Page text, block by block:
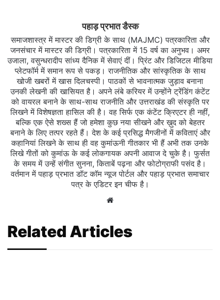
पहाड़ प्रभात डैस्क
समाजशास्त्र में मास्टर की डिग्री के साथ (MAJMC) पत्रकारिता और
जनसंचार में मास्टर की डिग्री। पत्रकारिता में 15 वर्ष का अनुभव। अमर
उजाला, वसुन्धरादीप सांध्य दैनिक में सेवाएं दीं। प्रिंट और डिजिटल मीडिया
प्लेटफॉर्म में समान रूप से पकड़। राजनीतिक और सांस्कृतिक के साथ
खोजी खबरों में खास दिलचस्‍पी। पाठकों से भावनात्मक जुड़ाव बनाना
उनकी लेखनी की खासियत है। अपने लंबे करियर में उन्होंने ट्रेंडिंग कंटेंट
को वायरल बनाने के साथ-साथ राजनीति और उत्तराखंड की संस्कृति पर
लिखने में विशेषज्ञता हासिल की है। वह सिर्फ एक कंटेंट क्रिएटर ही नहीं,
बल्कि एक ऐसे शख्स हैं जो हमेशा कुछ नया सीखने और ख़ुद को बेहतर
बनाने के लिए तत्पर रहते हैं। देश के कई प्रसिद्ध मैगजीनों में कविताएं और
कहानियां लिखने के साथ ही वह कुमांऊनी गीतकार भी हैं अभी तक उनके
लिखे गीतों को कुमांऊ के कई लोकगायक अपनी आवाज दे चुके है। फुर्सत
के समय में उन्हें संगीत सुनना, किताबें पढ़ना और फोटोग्राफी पसंद है।
वर्तमान में पहाड़ प्रभात डॉट कॉम न्यूज पोर्टल और पहाड़ प्रभात समाचार
पत्र के एडिटर इन चीफ है।
Website
Related Articles